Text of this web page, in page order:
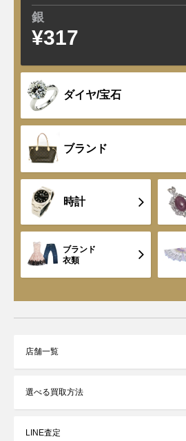
銀
¥317
ダイヤ/宝石
ブランド
時計
ブランド
衣類
店舗一覧
選べる買取方法
LINE査定